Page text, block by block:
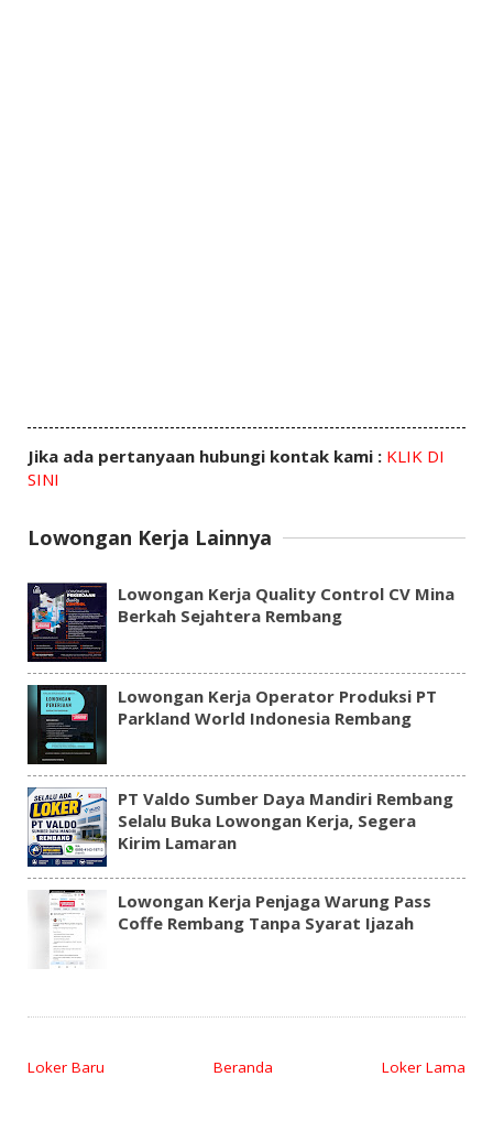
Jika ada pertanyaan hubungi kontak kami : KLIK DI
SINI
Lowongan Kerja Lainnya
Lowongan Kerja Quality Control CV Mina
Berkah Sejahtera Rembang
Lowongan Kerja Operator Produksi PT
Parkland World Indonesia Rembang
PT Valdo Sumber Daya Mandiri Rembang
Selalu Buka Lowongan Kerja, Segera
Kirim Lamaran
Lowongan Kerja Penjaga Warung Pass
Coffe Rembang Tanpa Syarat Ijazah
Loker Baru Loker Lama
Beranda